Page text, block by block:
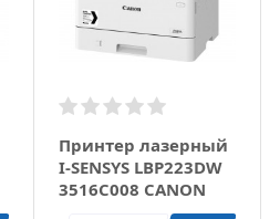
Принтер лазерный
I-SENSYS LBP223DW
3516C008 CANON